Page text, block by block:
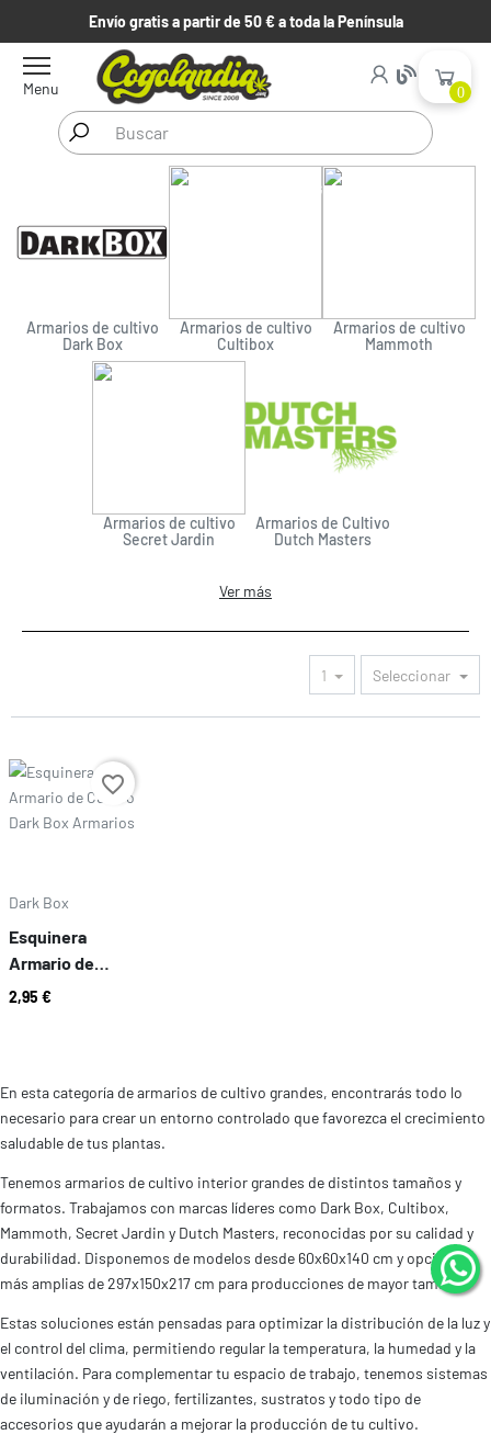
Envío gratis a partir de 50 € a toda la Península
Menu 0
Armarios de Cultivo Grandes
Armarios de cultivo
Dark Box
Armarios de cultivo
Cultibox
Armarios de cultivo
Mammoth
Armarios de cultivo
Secret Jardin
Armarios de Cultivo
Dutch Masters
Ver más
1 Seleccionar
Precio
Dark Box
Esquinera
Armario de
Cultivo Dark Box
2,95 €
favorite_border
En esta categoría de armarios de cultivo grandes, encontrarás todo lo
necesario para crear un entorno controlado que favorezca el crecimiento
saludable de tus plantas.
Tenemos armarios de cultivo interior grandes de distintos tamaños y
formatos. Trabajamos con marcas líderes como Dark Box, Cultibox,
Mammoth, Secret Jardin y Dutch Masters, reconocidas por su calidad y
durabilidad. Disponemos de modelos desde 60x60x140 cm y opciones
más amplias de 297x150x217 cm para producciones de mayor tamaño.
Estas soluciones están pensadas para optimizar la distribución de la luz y
el control del clima, permitiendo regular la temperatura, la humedad y la
ventilación. Para complementar tu espacio de trabajo, tenemos sistemas
de iluminación y de riego, fertilizantes, sustratos y todo tipo de
accesorios que ayudarán a mejorar la producción de tu cultivo.